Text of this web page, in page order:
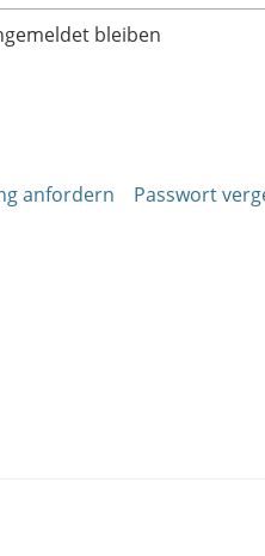
bleiben
anfordern Passwort